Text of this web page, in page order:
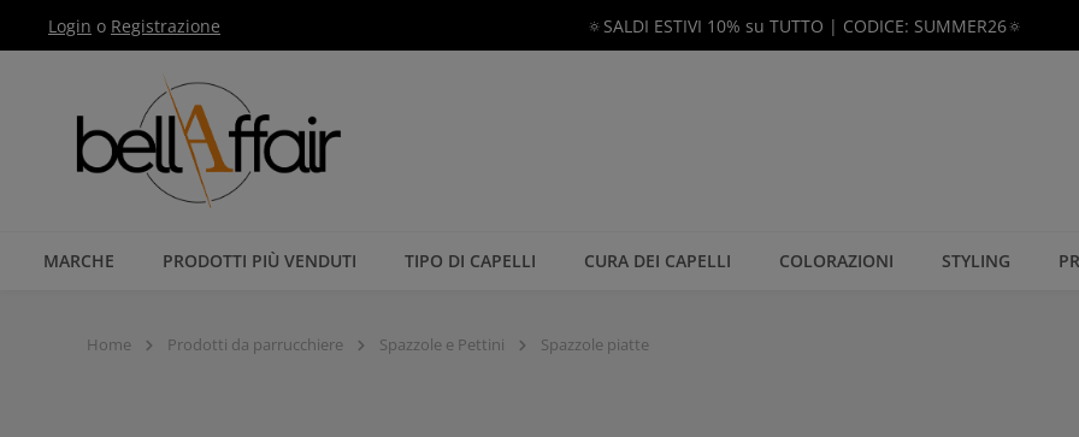
alla navigazione principale
Login o Registrazione 🔅SALDI ESTIVI 10% su TUTTO | CODICE: SUMMER26🔅
MARCHE PRODOTTI PIÙ VENDUTI TIPO DI CAPELLI CURA DEI CAPELLI COLORAZIONI STYLING
Home Prodotti da parrucchiere Spazzole e Pettini Spazzole piatte